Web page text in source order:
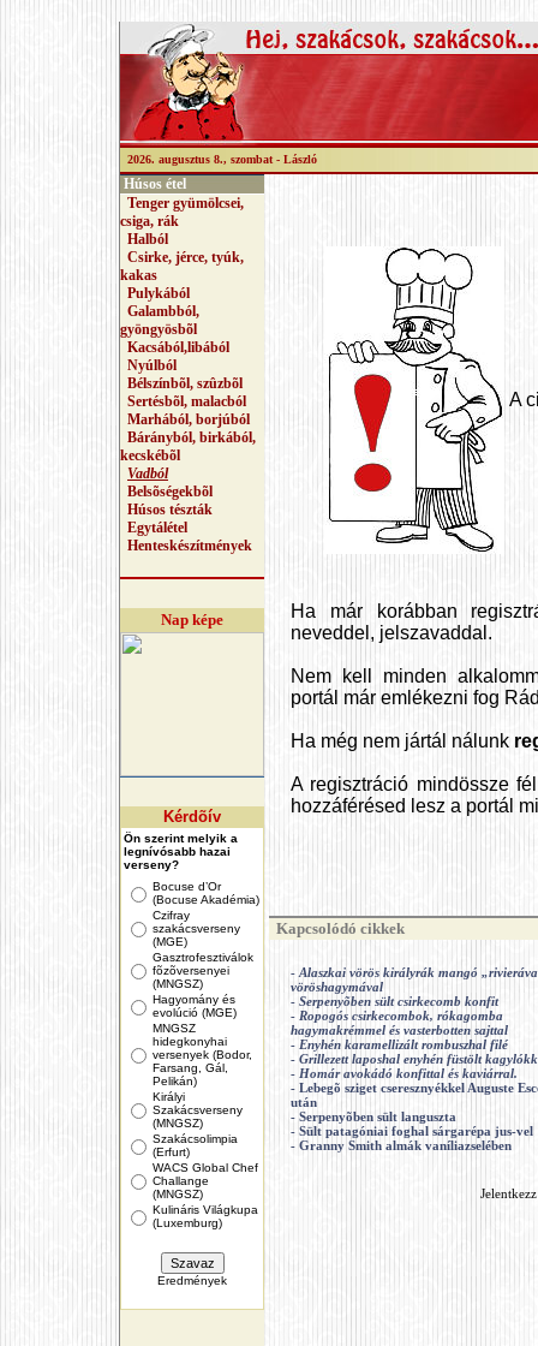
2026. augusztus 8., szombat - László
Húsos étel
Tenger gyümölcsei,
csiga, rák
Halból
Csirke, jérce, tyúk,
kakas
Pulykából
Galambból,
gyöngyösbõl
Kacsából,libából
Nyúlból
Bélszínbõl, szûzbõl
Sertésbõl, malacból
Marhából, borjúból
Bárányból, birkából,
kecskébõl
Vadból
Belsõségekbõl
Húsos tészták
Egytálétel
Henteskészítmények
Nap képe
Kérdõív
Ön szerint melyik a
legnívósabb hazai
verseny?
Bocuse d’Or
(Bocuse Akadémia)
Czifray
szakácsverseny
(MGE)
Gasztrofesztiválok
fõzõversenyei
(MNGSZ)
Hagyomány és
evolúció (MGE)
MNGSZ
hidegkonyhai
versenyek (Bodor,
Farsang, Gál,
Pelikán)
Királyi
Szakácsverseny
(MNGSZ)
Szakácsolimpia
(Erfurt)
WACS Global Chef
Challange
(MNGSZ)
Kulináris Világkupa
(Luxemburg)
Eredmények
A
Ha már korábban
neveddel, jelszavaddal.
Nem kell minden
portál már emlékezni fog
Ha még nem jártál nálunk
A regisztráció mindössze
hozzáférésed lesz a portál
Kapcsolódó cikkek
- Alaszkai vörös királyrák mangó
vöröshagymával
- Serpenyõben sült csirkecomb konfit
- Ropogós csirkecombok, rókagomba
hagymakrémmel és vasterbotten sajttal
- Enyhén karamellizált rombuszhal filé
- Grillezett laposhal enyhén füstölt
- Homár avokádó konfittal és kaviárral.
- Lebegõ sziget cseresznyékkel Auguste
után
- Serpenyõben sült languszta
- Sült patagóniai foghal sárgarépa jus-vel
- Granny Smith almák vaníliazselében